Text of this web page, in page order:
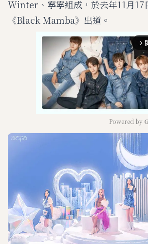
Winter、寧寧組成，於去年11月17
《Black Mamba》出道。
arrow_forward_ios
Powered by